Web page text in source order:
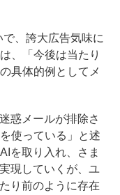
、誇大広告気味に
、「今後は当たり
具体的例としてメ
惑メールが排除さ
使っている」と述
を取り入れ、さま
現していくが、ユ
り前のように存在